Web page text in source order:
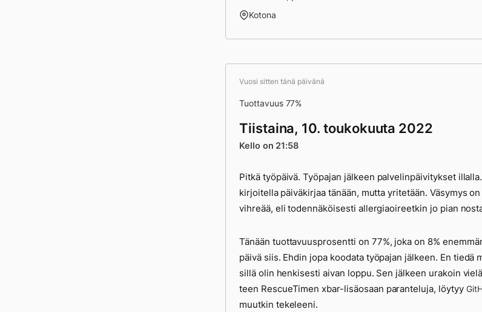
Kotona
Vuosi sitten tänä päivänä
Tuottavuus 77%
Tiistaina, 10. toukokuuta 2022
Kello on 21:58
Pitkä työpäivä. Työpajan jälkeen palvelinpäivitykset
kirjoitella päiväkirjaa tänään, mutta yritetään. Väsymys
vihreää, eli todennäköisesti allergiaoireetkin jo pian
Tänään tuottavuusprosentti on 77%, joka on 8%
päivä siis. Ehdin jopa koodata työpajan jälkeen. En tiedä
sillä olin henkisesti aivan loppu. Sen jälkeen urakoin
teen RescueTimen xbar-lisäosaan paranteluja, löytyy
muutkin tekeleeni.